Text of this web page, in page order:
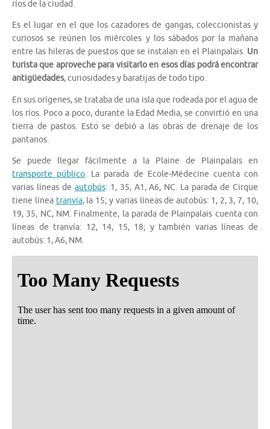
ríos de la ciudad.
Es el lugar en el que los cazadores de gangas, coleccionistas y
curiosos se reúnen los miércoles y los sábados por la mañana
entre las hileras de puestos que se instalan en el Plainpalais. Un
turista que aproveche para visitarlo en esos días podrá encontrar
antigüedades, curiosidades y baratijas de todo tipo.
En sus orígenes, se trataba de una isla que rodeada por el agua de
los ríos. Poco a poco, durante la Edad Media, se convirtió en una
tierra de pastos. Esto se debió a las obras de drenaje de los
pantanos.
Se puede llegar fácilmente a la Plaine de Plainpalais en
transporte público. La parada de Ecole-Médecine cuenta con
varias líneas de autobús: 1, 35, A1, A6, NC. La parada de Cirque
tiene línea tranvía, la 15; y varias líneas de autobús: 1, 2, 3, 7, 10,
19, 35, NC, NM. Finalmente, la parada de Plainpalais cuenta con
líneas de tranvía: 12, 14, 15, 18; y también varias líneas de
autobús: 1, A6, NM.